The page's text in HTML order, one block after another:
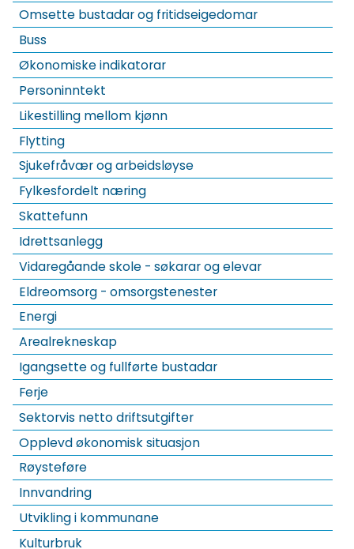
Omsette bustadar og fritidseigedomar
Buss
Økonomiske indikatorar
Personinntekt
Likestilling mellom kjønn
Flytting
Sjukefråvær og arbeidsløyse
Fylkesfordelt næring
Skattefunn
Idrettsanlegg
Vidaregåande skole - søkarar og elevar
Eldreomsorg - omsorgstenester
Energi
Arealrekneskap
Igangsette og fullførte bustadar
Ferje
Sektorvis netto driftsutgifter
Opplevd økonomisk situasjon
Røysteføre
Innvandring
Utvikling i kommunane
Kulturbruk